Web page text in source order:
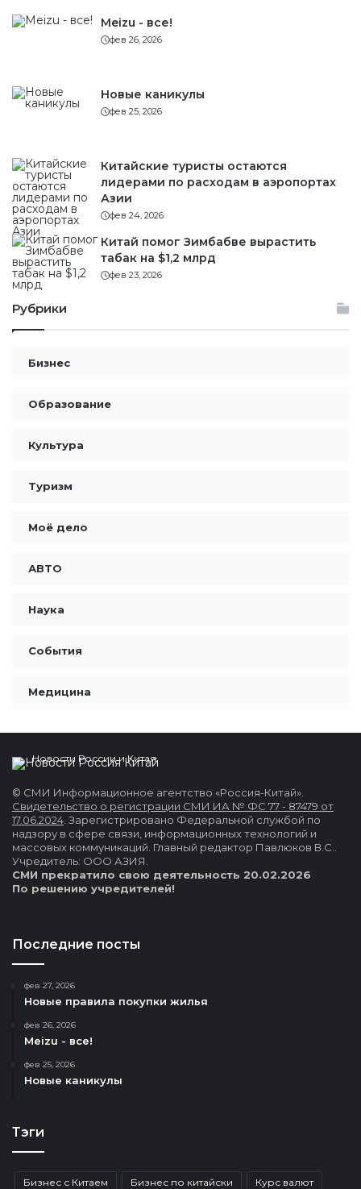
Meizu - все!
фев 26, 2026
Новые каникулы
фев 25, 2026
Китайские туристы остаются
лидерами по расходам в аэропортах
Азии
фев 24, 2026
Китай помог Зимбабве вырастить
табак на $1,2 млрд
фев 23, 2026
Рубрики
Бизнес
Образование
Культура
Туризм
Моё дело
АВТО
Наука
События
Медицина
Новости России и Китая
© СМИ Информационное агентство «Россия-Китай».
Свидетельство о регистрации СМИ ИА № ФС 77 - 87479 от
17.06.2024 . Зарегистрировано Федеральной службой по
надзору в сфере связи, информационных технологий и
массовых коммуникаций. Главный редактор Павлюков В.С..
Учредитель: ООО АЗИЯ.
СМИ прекратило свою деятельность 20.02.2026
По решению учредителей!
Последние посты
фев 27, 2026
Новые правила покупки жилья
фев 26, 2026
Meizu - все!
фев 25, 2026
Новые каникулы
Тэги
Бизнес с Китаем Бизнес по китайски Курс валют